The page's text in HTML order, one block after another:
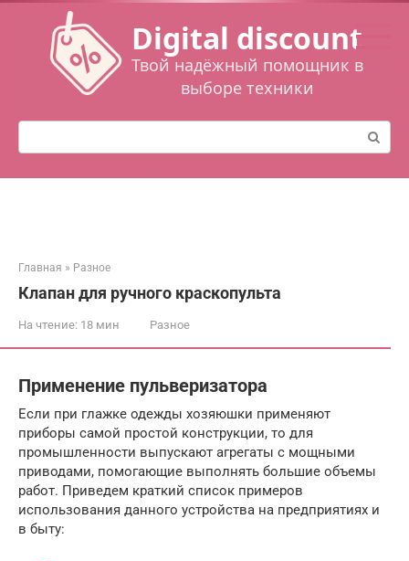
Перейти
контенту
Digital discount
Твой надёжный помощник в
выборе техники
Поиск:
Главная » Разное
Клапан для ручного краскопульта
На чтение: 18 мин Разное
Применение пульверизатора
Если при глажке одежды хозяюшки применяют
приборы самой простой конструкции, то для
промышленности выпускают агрегаты с мощными
приводами, помогающие выполнять большие объемы
работ. Приведем краткий список примеров
использования данного устройства на предприятиях и
в быту: